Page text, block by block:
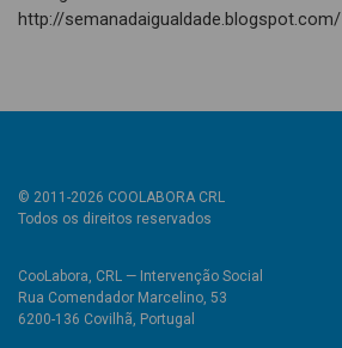
http://semanadaigualdade.blogspot.com/
© 2011-2026 COOLABORA CRL
Todos os direitos reservados
CooLabora, CRL — Intervenção Social
Rua Comendador Marcelino, 53
6200-136 Covilhã, Portugal